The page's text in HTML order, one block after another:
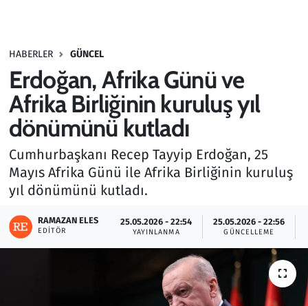
HABERLER GÜNCEL
Erdoğan, Afrika Günü ve
Afrika Birliğinin kuruluş yıl
dönümünü kutladı
Cumhurbaşkanı Recep Tayyip Erdoğan, 25
Mayıs Afrika Günü ile Afrika Birliğinin kuruluş
yıl dönümünü kutladı.
RAMAZAN ELES
EDITÖR
25.05.2026 - 22:54
YAYINLANMA
25.05.2026 - 22:56
GÜNCELLEME
Haber
Kültür Sanat
Kurumsal Haberler
Lezzet Durağı
Memur ve Kamu
Otomobil